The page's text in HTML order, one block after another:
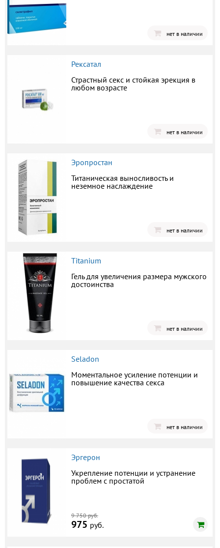
нет в наличии
Рексатал
Страстный секс и стойкая эрекция в
любом возрасте
нет в наличии
Эропростан
Титаническая выносливость и
неземное наслаждение
нет в наличии
Titanium
Гель для увеличения размера мужского
достоинства
нет в наличии
Seladon
Моментальное усиление потенции и
повышение качества секса
нет в наличии
Эргерон
Укрепление потенции и устранение
проблем с простатой
9 750 руб.
975 руб.